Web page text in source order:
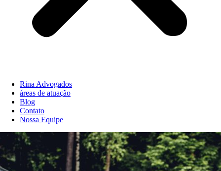
Rina Advogados
áreas de atuação
Blog
Contato
Nossa Equipe